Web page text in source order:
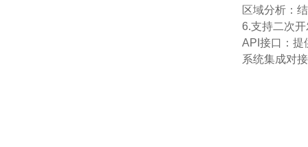
区域分析：
6.支持二次
API接口：提
系统集成对